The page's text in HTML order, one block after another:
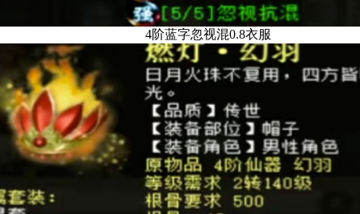
4阶蓝字忽视混0.8衣服